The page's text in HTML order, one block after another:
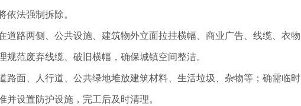
法强制拆除。
路两侧、公共设施、建筑物外立面拉挂横幅、商业广告、线缆、衣物
范废弃线缆、破旧横幅，确保城镇空间整洁。
面、人行道、公共绿地堆放建筑材料、生活垃圾、杂物等；确需临时
设置防护设施，完工后及时清理。